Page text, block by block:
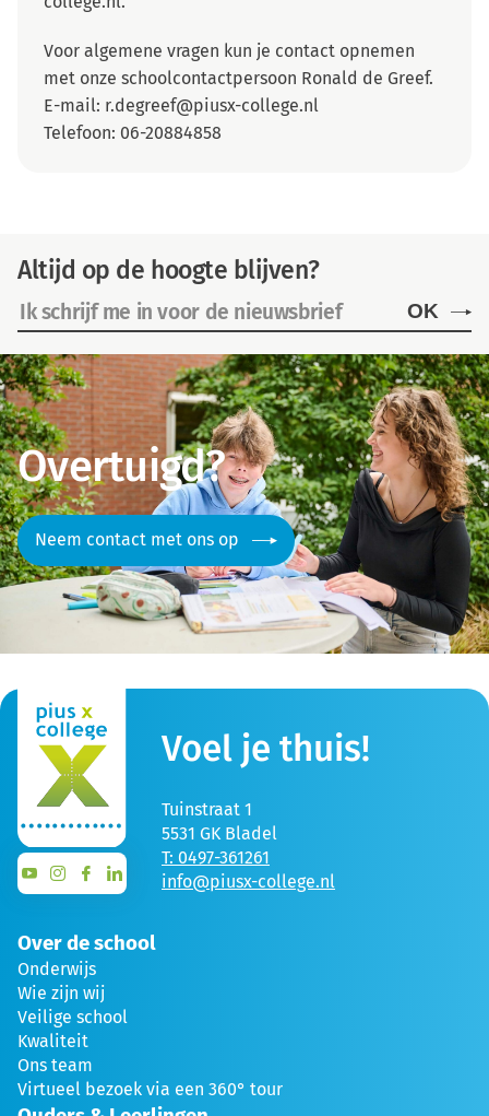
Voor algemene vragen kun je contact opnemen
met onze schoolcontactpersoon Ronald de Greef.
E-mail: r.degreef@piusx-college.nl
Telefoon: 06-20884858
Altijd op de hoogte blijven?
OK
Overtuigd?
Neem contact met ons op
Voel je thuis!
Tuinstraat 1
5531 GK Bladel
T: 0497-361261
info@piusx-college.nl
Over de school
Onderwijs
Wie zijn wij
Veilige school
Kwaliteit
Ons team
Virtueel bezoek via een 360° tour